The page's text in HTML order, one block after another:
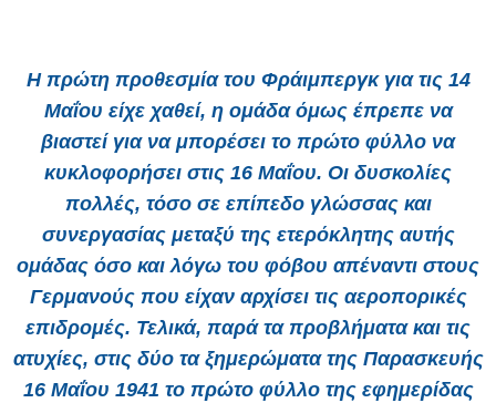
Η πρώτη προθεσμία του Φράιμπεργκ για τις 14
Μαΐου είχε χαθεί, η ομάδα όμως έπρεπε να
βιαστεί για να μπορέσει το πρώτο φύλλο να
κυκλοφορήσει στις 16 Μαΐου. Οι δυσκολίες
πολλές, τόσο σε επίπεδο γλώσσας και
συνεργασίας μεταξύ της ετερόκλητης αυτής
ομάδας όσο και λόγω του φόβου απέναντι στους
Γερμανούς που είχαν αρχίσει τις αεροπορικές
επιδρομές. Τελικά, παρά τα προβλήματα και τις
ατυχίες, στις δύο τα ξημερώματα της Παρασκευής
16 Μαΐου 1941 το πρώτο φύλλο της εφημερίδας